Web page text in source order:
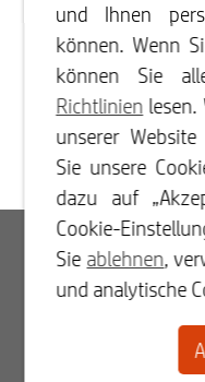
und Ihnen
können. Wenn
können Sie
Richtlinien lesen.
unserer
Sie unsere
dazu auf
Cookie-
Sie ablehnen,
und analytische